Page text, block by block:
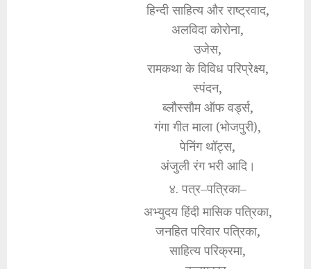
हिन्दी साहित्य और राष्ट्रवाद,
अलविदा कोरोना,
उजेस,
रामकथा के विविध परिप्रेक्ष्य,
स्पंदन,
ब्लौस्सौम ऑफ वर्ड्स,
गंगा गीत माला (भोजपुरी),
पेनिंग थॉट्स,
अंजुली रंग भरी आदि।
४. पत्र–पत्रिका–
अभ्युदय हिंदी मासिक पत्रिका,
जनहित परिवार पत्रिका,
साहित्य परिक्रमा,